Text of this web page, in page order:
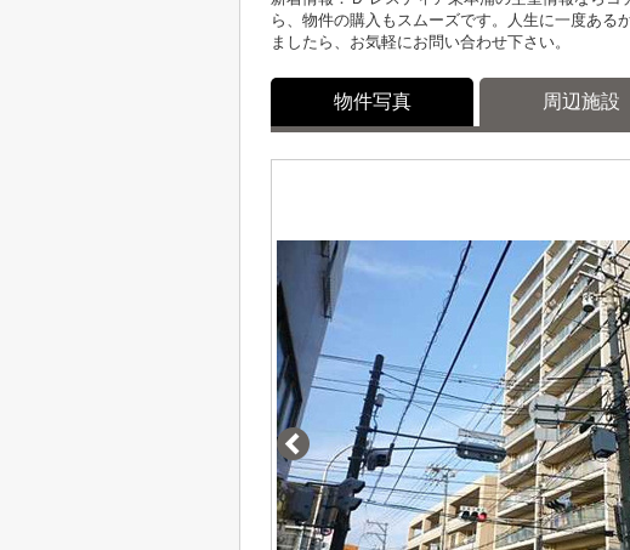
ら、物件の購入もスムーズです。人生に一度あ
ましたら、お気軽にお問い合わせ下さい。
物件写真 周辺施設